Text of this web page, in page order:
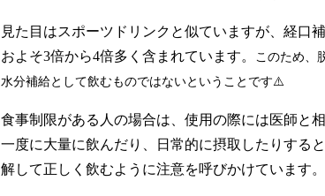
見た目はスポーツドリンクと似ていますが、経口
およそ3倍から4倍多く含まれています。
このため、
水分補給として飲むものではないということです⚠️
食事制限がある人の場合は、使用の際には医師と
一度に大量に飲んだり、日常的に摂取したりする
解して正しく飲むように注意を呼びかけています。